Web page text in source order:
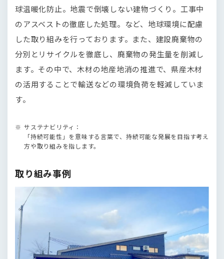
球温暖化防止。地震で倒壊しない建物づくり。工事中
のアスベストの徹底した処理。など、地球環境に配慮
した取り組みを行っております。また、建設廃棄物の
分別とリサイクルを徹底し、廃棄物の発生量を削減し
ます。その中で、木材の地産地消の推進で、県産木材
の活用することで輸送などの環境負荷を軽減していま
す。
サステナビリティ：
「持続可能性」を意味する言葉で、持続可能な発展を目指す考え
方や取り組みを指します。
取り組み事例